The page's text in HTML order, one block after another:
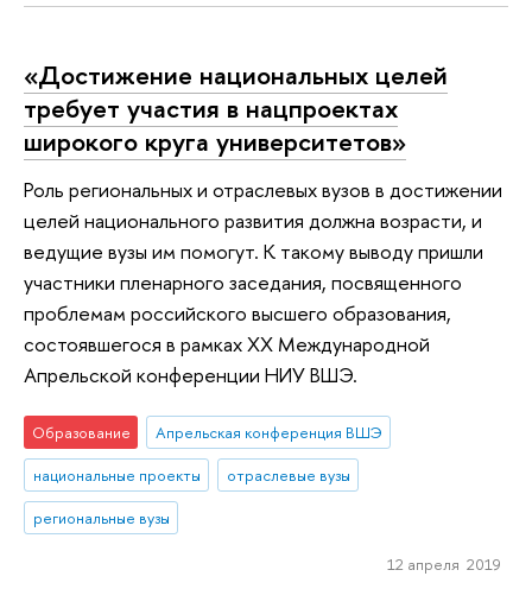
«Достижение национальных целей
требует участия в нацпроектах
широкого круга университетов»
Роль региональных и отраслевых вузов в достижении
целей национального развития должна возрасти, и
ведущие вузы им помогут. К такому выводу пришли
участники пленарного заседания, посвященного
проблемам российского высшего образования,
состоявшегося в рамках ХХ Международной
Апрельской конференции НИУ ВШЭ.
Образование
Апрельская конференция ВШЭ
национальные проекты
отраслевые вузы
региональные вузы
12 апреля 2019